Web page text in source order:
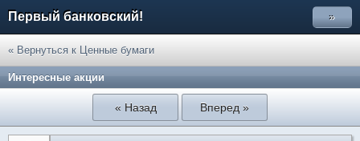
Первый банковский! »
« Вернуться к Ценные бумаги
Интересные акции
« Назад Вперед »